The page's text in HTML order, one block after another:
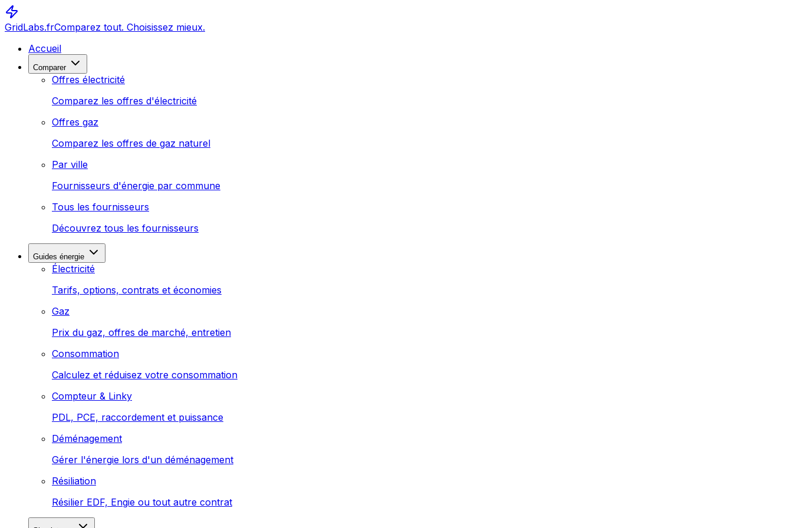
GridLabs.frComparez tout. Choisissez mieux.
Accueil
Comparer
Offres électricité
Comparez les offres d'électricité
Offres gaz
Comparez les offres de gaz naturel
Par ville
Fournisseurs d'énergie par commune
Tous les fournisseurs
Découvrez tous les fournisseurs
Guides énergie
Électricité
Tarifs, options, contrats et économies
Gaz
Prix du gaz, offres de marché, entretien
Consommation
Calculez et réduisez votre consommation
Compteur & Linky
PDL, PCE, raccordement et puissance
Déménagement
Gérer l'énergie lors d'un déménagement
Résiliation
Résilier EDF, Engie ou tout autre contrat